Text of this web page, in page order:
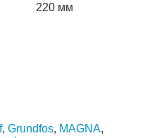
220 мм
, Grundfos, MAGNA,